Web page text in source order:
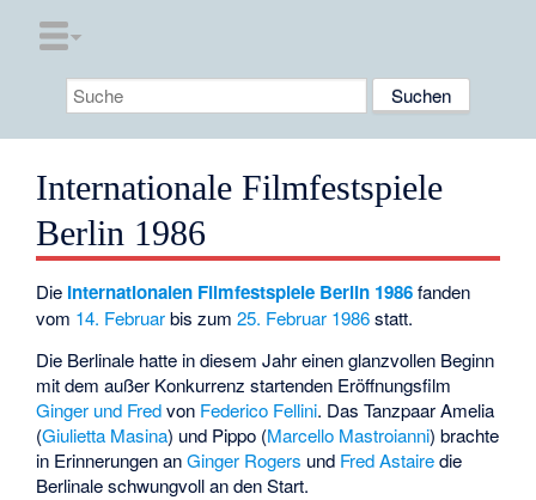
Internationale Filmfestspiele
Berlin 1986
Die Internationalen Filmfestspiele Berlin 1986fanden
vom 14. Februarbis zum25. Februar 1986statt.
Die Berlinale hatte in diesem Jahr einen glanzvollen Beginn
mit dem außer Konkurrenz startenden Eröffnungsfilm
Ginger und Fredvon Federico Fellini. Das Tanzpaar Amelia
(Giulietta Masina) und Pippo (Marcello Mastroianni) brachte
in Erinnerungen anGinger Rogers und Fred Astairedie
Berlinale schwungvoll an den Start.